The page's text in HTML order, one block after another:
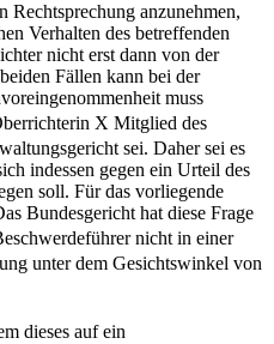
anzunehmen,
Verhalten des betreffenden
nicht erst dann von der
Fällen kann bei der
muss
X Mitglied des
sei. Daher sei es
indessen gegen ein Urteil des
soll. Für das vorliegende
Bundesgericht hat diese Frage
nicht in einer
unter dem Gesichtswinkel von
dieses auf ein